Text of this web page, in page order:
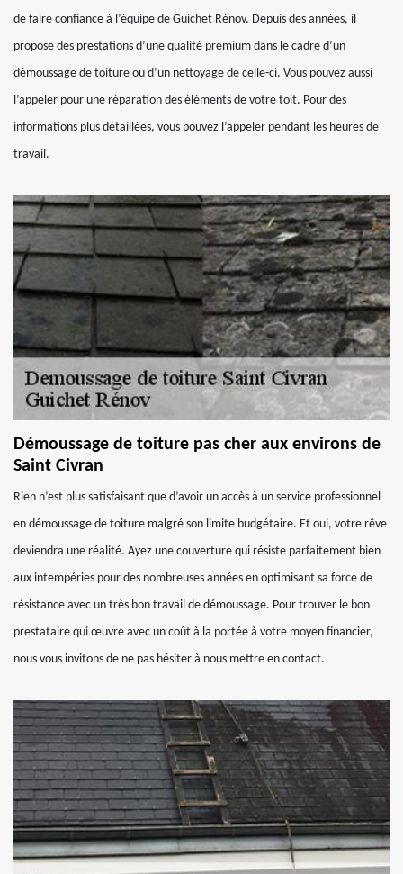
de faire confiance à l’équipe de Guichet Rénov. Depuis des années, il
propose des prestations d’une qualité premium dans le cadre d’un
démoussage de toiture ou d’un nettoyage de celle-ci. Vous pouvez aussi
l’appeler pour une réparation des éléments de votre toit. Pour des
informations plus détaillées, vous pouvez l’appeler pendant les heures de
travail.
Démoussage de toiture pas cher aux environs de
Saint Civran
Rien n’est plus satisfaisant que d’avoir un accès à un service professionnel
en démoussage de toiture malgré son limite budgétaire. Et oui, votre rêve
deviendra une réalité. Ayez une couverture qui résiste parfaitement bien
aux intempéries pour des nombreuses années en optimisant sa force de
résistance avec un très bon travail de démoussage. Pour trouver le bon
prestataire qui œuvre avec un coût à la portée à votre moyen financier,
nous vous invitons de ne pas hésiter à nous mettre en contact.